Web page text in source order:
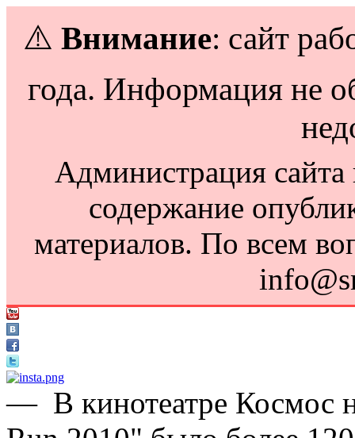
⚠️Внимание: сайт
года. Информация не
Администрация сайта
содержание
материалов. По всем
— В кинотеатре Космос